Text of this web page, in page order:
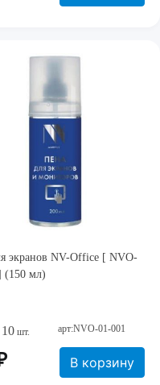
экранов NV-Office [ NVO-
(150 мл)
10 шт. арт:NVO-01-001
В корзину